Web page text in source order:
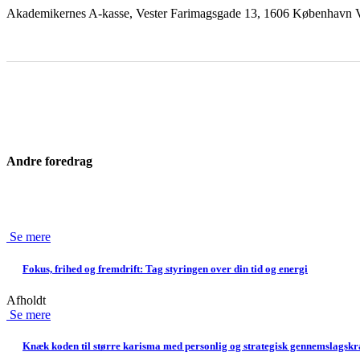
Akademikernes A-kasse, Vester Farimagsgade 13, 1606 København
Andre foredrag
Se mere
Fokus, frihed og fremdrift: Tag styringen over din tid og energi
Afholdt
Se mere
Knæk koden til større karisma med personlig og strategisk